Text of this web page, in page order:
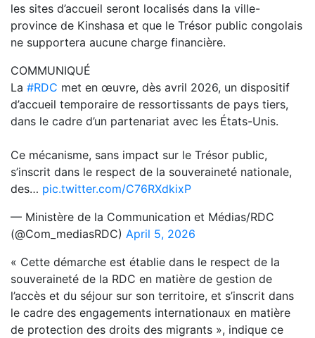
les sites d’accueil seront localisés dans la ville-
province de Kinshasa et que le Trésor public congolais
ne supportera aucune charge financière.
COMMUNIQUÉ
La #RDC met en œuvre, dès avril 2026, un dispositif
d’accueil temporaire de ressortissants de pays tiers,
dans le cadre d’un partenariat avec les États-Unis.
Ce mécanisme, sans impact sur le Trésor public,
s’inscrit dans le respect de la souveraineté nationale,
des… pic.twitter.com/C76RXdkixP
— Ministère de la Communication et Médias/RDC
(@Com_mediasRDC) April 5, 2026
« Cette démarche est établie dans le respect de la
souveraineté de la RDC en matière de gestion de
l’accès et du séjour sur son territoire, et s’inscrit dans
le cadre des engagements internationaux en matière
de protection des droits des migrants », indique ce